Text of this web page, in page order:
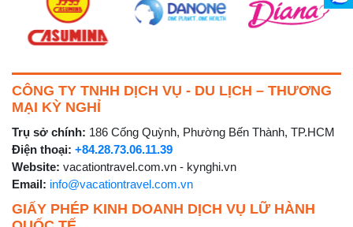
CÔNG TY TNHH DỊCH VỤ - DU LỊCH – THƯƠNG
MẠI KỲ NGHỈ
Trụ sở chính: 186 Cống Quỳnh, Phường Bến Thành, TP.HCM
Điện thoại: +84.28.73.06.11.39
Website: vacationtravel.com.vn - kynghi.vn
Email: info@vacationtravel.com.vn
GIẤY PHÉP KINH DOANH DỊCH VỤ LỮ HÀNH